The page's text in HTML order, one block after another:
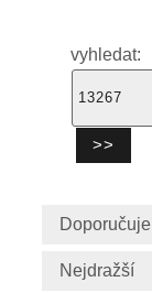
vyhledat:
Nejdražší